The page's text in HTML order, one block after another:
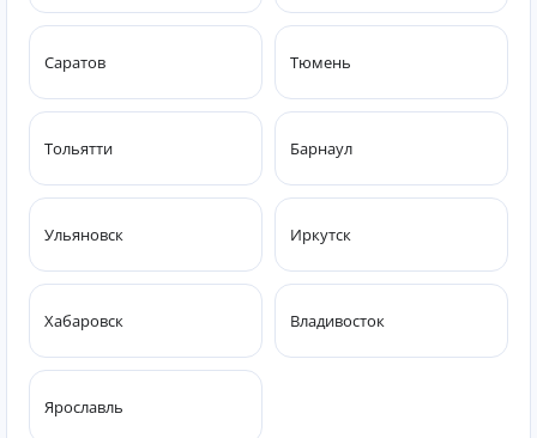
Саратов Тюмень
Тольятти Барнаул
Ульяновск Иркутск
Хабаровск Владивосток
Ярославль